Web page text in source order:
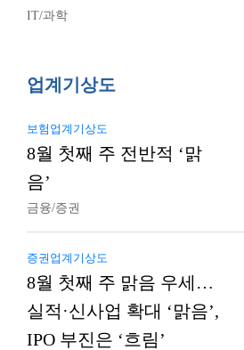
IT/과학
업계기상도
보험업계기상도
8월 첫째 주 전반적 ‘맑
음’
금융/증권
증권업계기상도
8월 첫째 주 맑음 우세…
실적·신사업 확대 ‘맑음’,
IPO 부진은 ‘흐림’